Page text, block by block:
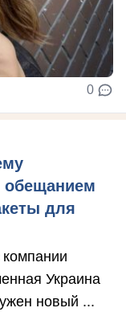
0
обещанием
для
Украина
новый ...